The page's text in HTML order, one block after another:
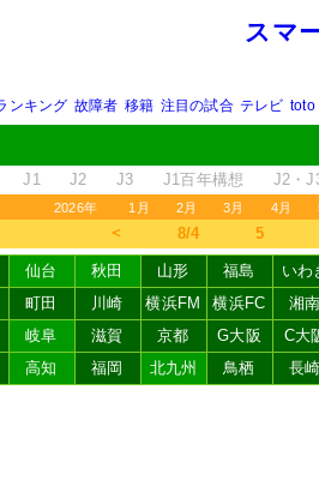
スマ
ンキング 故障者 移籍 注目の試合 テレビ toto
J1 J2 J3 J1百年構想 J2・
2026年 1月 2月 3月 4月
＜ 8/4 5
仙台 秋田 山形 福島 いわ
町田 川崎 横浜FM 横浜FC 湘南
岐阜 滋賀 京都 G大阪 C大
高知 福岡 北九州 鳥栖 長崎